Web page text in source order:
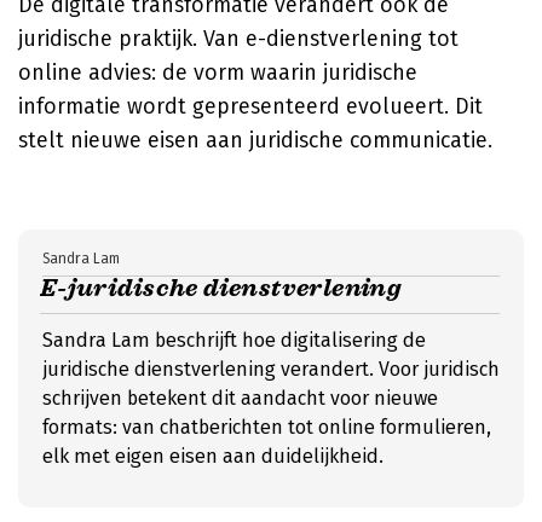
juridische praktijk. Van e-dienstverlening tot
online advies: de vorm waarin juridische
informatie wordt gepresenteerd evolueert. Dit
stelt nieuwe eisen aan juridische communicatie.
E-juridische dienstverlening
Sandra Lam
Sandra Lam beschrijft hoe digitalisering de
juridische dienstverlening verandert. Voor juridisch
schrijven betekent dit aandacht voor nieuwe
formats: van chatberichten tot online formulieren,
elk met eigen eisen aan duidelijkheid.